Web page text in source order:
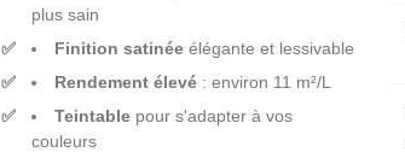
plus sain
Finition satinée élégante et lessivable
Rendement élevé : environ 11 m²/L
Teintable pour s'adapter à vos
couleurs